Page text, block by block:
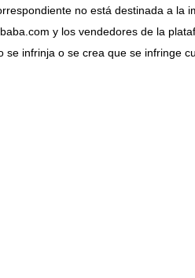
no está destinada a la
y los vendedores de la
infrinja o se crea que se infringe